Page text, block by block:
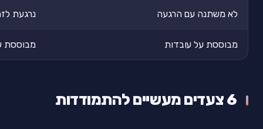
לא משתנה עם הרגעה נרגעת
מבוססת על עובדות מבוססת
6 צעדים מעשיים להתמודדות